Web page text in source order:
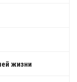
жизни